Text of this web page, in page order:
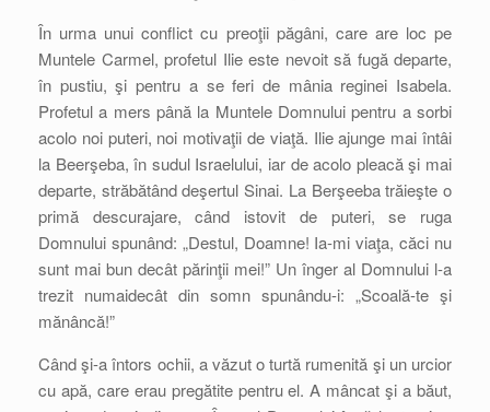
În urma unui conflict cu preoţii păgâni, care are loc pe
Muntele Carmel, profetul Ilie este nevoit să fugă departe,
în pustiu, şi pentru a se feri de mânia reginei Isabela.
Profetul a mers până la Muntele Domnului pentru a sorbi
acolo noi puteri, noi motivaţii de viaţă. Ilie ajunge mai întâi
la Beerşeba, în sudul Israelului, iar de acolo pleacă şi mai
departe, străbătând deşertul Sinai. La Berşeeba trăieşte o
primă descurajare, când istovit de puteri, se ruga
Domnului spunând: „Destul, Doamne! Ia-mi viaţa, căci nu
sunt mai bun decât părinţii mei!” Un înger al Domnului l-a
trezit numaidecât din somn spunându-i: „Scoală-te şi
mănâncă!”
Când şi-a întors ochii, a văzut o turtă rumenită şi un urcior
cu apă, care erau pregătite pentru el. A mâncat şi a băut,